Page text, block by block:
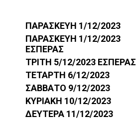
ΠΑΡΑΣΚΕΥΗ 1/12/2023
ΠΑΡΑΣΚΕΥΗ 1/12/2023
ΕΣΠΕΡΑΣ
ΤΡΙΤΗ 5/12/2023 ΕΣΠΕΡΑΣ
ΤΕΤΑΡΤΗ 6/12/2023
ΣΑΒΒΑΤΟ 9/12/2023
ΚΥΡΙΑΚΗ 10/12/2023
ΔΕΥΤΕΡΑ 11/12/2023